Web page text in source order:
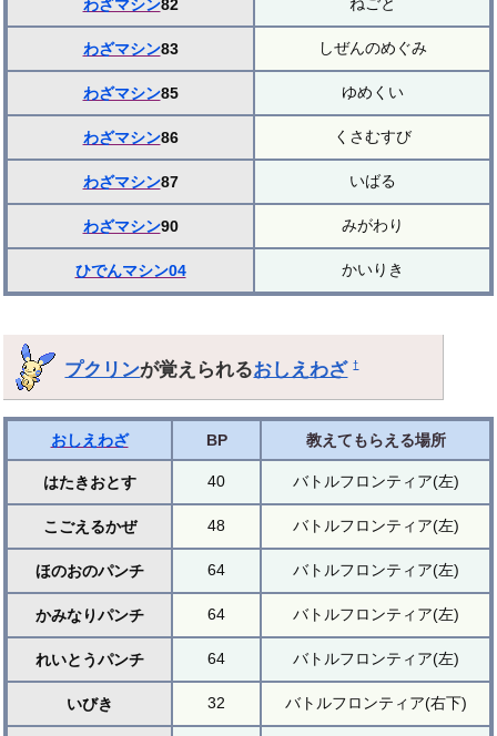
わざマシン82 ねごと
わざマシン83 しぜんのめぐみ
わざマシン85 ゆめくい
わざマシン86 くさむすび
わざマシン87 いばる
わざマシン90 みがわり
ひでんマシン04 かいりき
プクリンが覚えられるおしえわざ †
おしえわざ BP 教えてもらえる場所
はたきおとす 40 バトルフロンティア(左)
こごえるかぜ 48 バトルフロンティア(左)
ほのおのパンチ 64 バトルフロンティア(左)
かみなりパンチ 64 バトルフロンティア(左)
れいとうパンチ 64 バトルフロンティア(左)
いびき 32 バトルフロンティア(右下)